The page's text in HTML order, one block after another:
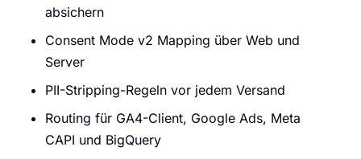
absichern
Consent Mode v2 Mapping über Web und
Server
PII-Stripping-Regeln vor jedem Versand
Routing für GA4-Client, Google Ads, Meta
CAPI und BigQuery